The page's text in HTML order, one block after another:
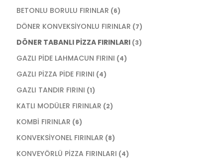
BETONLU BORULU FIRINLAR (6)
DÖNER KONVEKSİYONLU FIRINLAR (7)
DÖNER TABANLI PİZZA FIRINLARI (3)
GAZLI PİDE LAHMACUN FIRINI (4)
GAZLI PİZZA PİDE FIRINI (4)
GAZLI TANDIR FIRINI (1)
KATLI MODÜLER FIRINLAR (2)
KOMBİ FIRINLAR (6)
KONVEKSİYONEL FIRINLAR (8)
KONVEYÖRLÜ PİZZA FIRINLARI (4)